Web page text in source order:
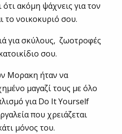
ακόμη ψάχνεις για τον
το νοικοκυριό σου.
για σκύλους, ζωοτροφές
σου.
Μορακη ήταν να
μαγαζί τους με όλο
για Do It Yourself
που χρειάζεται
μόνος του.